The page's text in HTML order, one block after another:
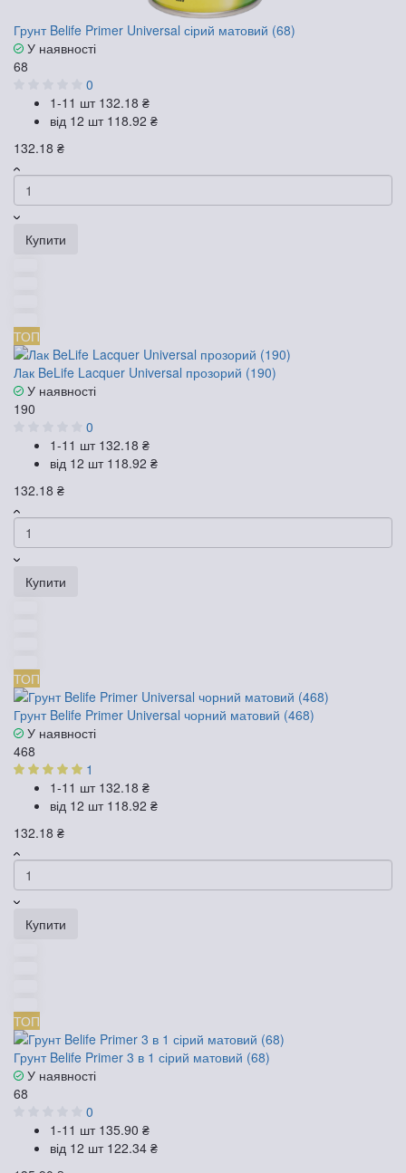
Грунт Belife Primer Universal сірий матовий (68)
У наявності
68
0
1-11 шт 132.18 ₴
від 12 шт 118.92 ₴
132.18 ₴
Купити
ТОП
Лак BeLife Lacquer Universal прозорий (190)
У наявності
190
0
1-11 шт 132.18 ₴
від 12 шт 118.92 ₴
132.18 ₴
Купити
ТОП
Грунт Belife Primer Universal чорний матовий (468)
У наявності
468
1
1-11 шт 132.18 ₴
від 12 шт 118.92 ₴
132.18 ₴
Купити
ТОП
Грунт Belife Primer 3 в 1 сірий матовий (68)
У наявності
68
0
1-11 шт 135.90 ₴
від 12 шт 122.34 ₴